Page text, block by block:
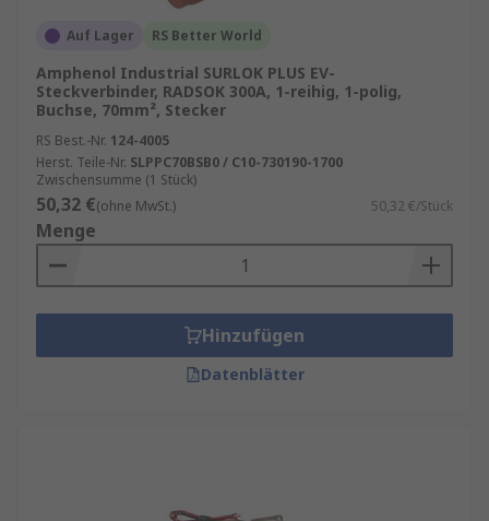
zu Better World-Produkten
Auf Lager RS Better World
Amphenol Industrial SURLOK PLUS EV-
Steckverbinder, RADSOK 300A, 1-reihig, 1-polig,
Buchse, 70mm², Stecker
RS Best.-Nr. 124-4005
Herst. Teile-Nr. SLPPC70BSB0 / C10-730190-1700
Zwischensumme (1 Stück)
50,32 €(ohne MwSt.) 50,32 €/Stück
Menge
Hinzufügen
Datenblätter